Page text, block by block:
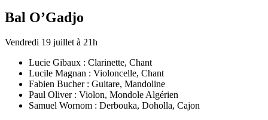
Bal O’Gadjo
Vendredi 19 juillet à 21h
Lucie Gibaux : Clarinette, Chant
Lucile Magnan : Violoncelle, Chant
Fabien Bucher : Guitare, Mandoline
Paul Oliver : Violon, Mondole Algérien
Samuel Wornom : Derbouka, Doholla, Cajon